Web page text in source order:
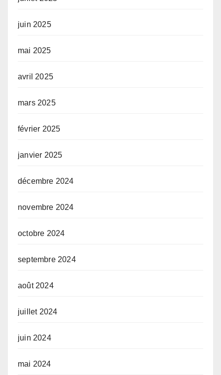
juin 2025
mai 2025
avril 2025
mars 2025
février 2025
janvier 2025
décembre 2024
novembre 2024
octobre 2024
septembre 2024
août 2024
juillet 2024
juin 2024
mai 2024